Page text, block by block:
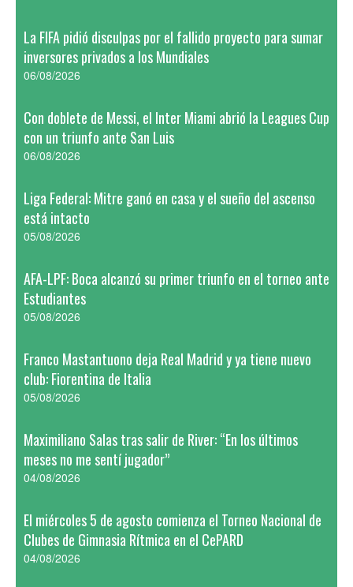
La FIFA pidió disculpas por el fallido proyecto para sumar
inversores privados a los Mundiales
06/08/2026
Con doblete de Messi, el Inter Miami abrió la Leagues Cup
con un triunfo ante San Luis
06/08/2026
Liga Federal: Mitre ganó en casa y el sueño del ascenso
está intacto
05/08/2026
AFA-LPF: Boca alcanzó su primer triunfo en el torneo ante
Estudiantes
05/08/2026
Franco Mastantuono deja Real Madrid y ya tiene nuevo
club: Fiorentina de Italia
05/08/2026
Maximiliano Salas tras salir de River: “En los últimos
meses no me sentí jugador”
04/08/2026
El miércoles 5 de agosto comienza el Torneo Nacional de
Clubes de Gimnasia Rítmica en el CePARD
04/08/2026